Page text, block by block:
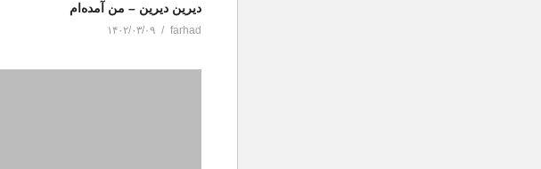
دیرین دیرین – من آمده‌ام
farhad ۱۴۰۲/۰۳/۰۹